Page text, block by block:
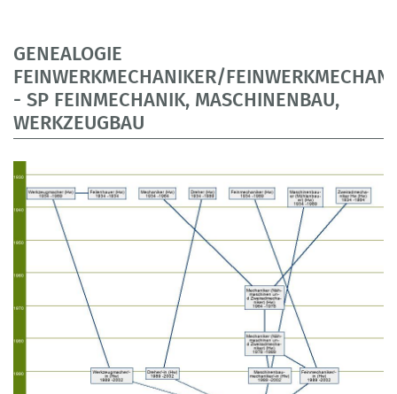
GENEALOGIE
FEINWERKMECHANIKER/
- SP FEINMECHANIK, MASCHINENBAU,
WERKZEUGBAU